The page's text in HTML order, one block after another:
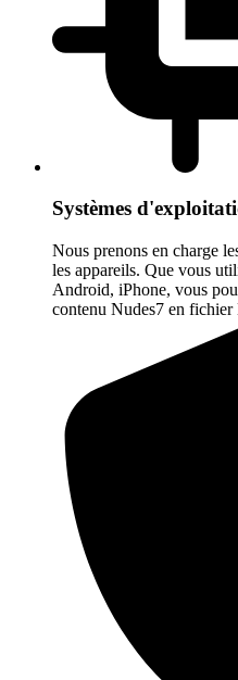
Systèmes
Nous prenons en charge
les appareils. Que vous
Android, iPhone, vous
contenu Nudes7 en